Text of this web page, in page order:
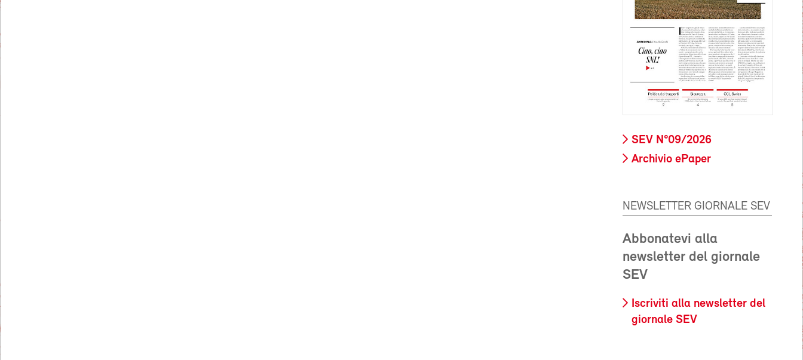
SEV N°09/2026
Archivio ePaper
NEWSLETTER GIORNALE SEV
Abbonatevi alla
newsletter del giornale
SEV
Iscriviti alla newsletter del
giornale SEV